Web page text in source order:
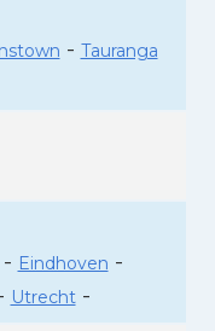
- Tauranga
- Eindhoven -
Utrecht-